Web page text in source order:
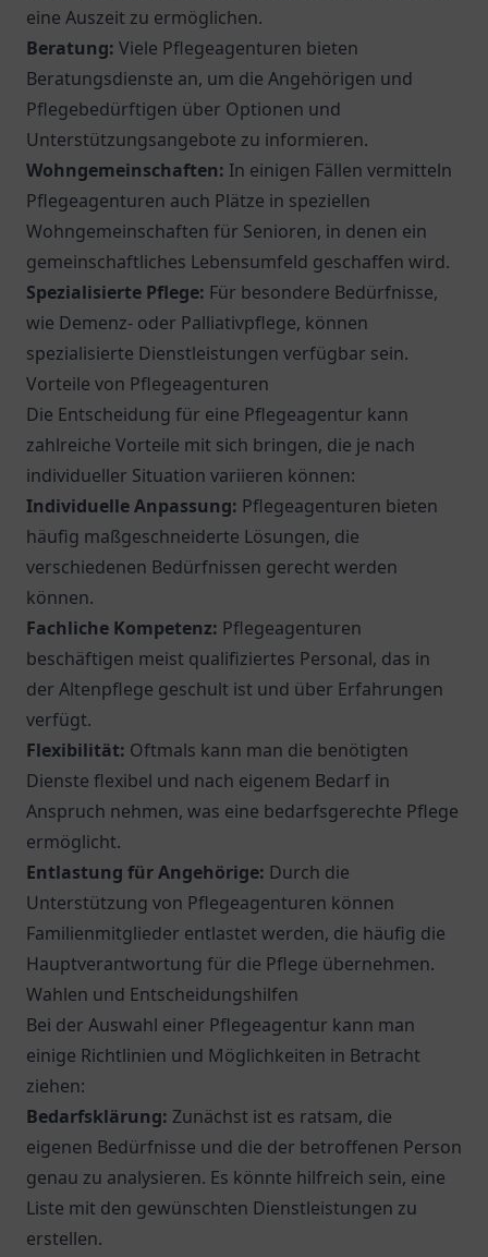
eine Auszeit zu ermöglichen.
Beratung: Viele Pflegeagenturen bieten
Beratungsdienste an, um die Angehörigen und
Pflegebedürftigen über Optionen und
Unterstützungsangebote zu informieren.
Wohngemeinschaften: In einigen Fällen vermitteln
Pflegeagenturen auch Plätze in speziellen
Wohngemeinschaften für Senioren, in denen ein
gemeinschaftliches Lebensumfeld geschaffen wird.
Spezialisierte Pflege: Für besondere Bedürfnisse,
wie Demenz- oder Palliativpflege, können
spezialisierte Dienstleistungen verfügbar sein.
Vorteile von Pflegeagenturen
Die Entscheidung für eine Pflegeagentur kann
zahlreiche Vorteile mit sich bringen, die je nach
individueller Situation variieren können:
Individuelle Anpassung: Pflegeagenturen bieten
häufig maßgeschneiderte Lösungen, die
verschiedenen Bedürfnissen gerecht werden
können.
Fachliche Kompetenz: Pflegeagenturen
beschäftigen meist qualifiziertes Personal, das in
der Altenpflege geschult ist und über Erfahrungen
verfügt.
Flexibilität: Oftmals kann man die benötigten
Dienste flexibel und nach eigenem Bedarf in
Anspruch nehmen, was eine bedarfsgerechte Pflege
ermöglicht.
Entlastung für Angehörige: Durch die
Unterstützung von Pflegeagenturen können
Familienmitglieder entlastet werden, die häufig die
Hauptverantwortung für die Pflege übernehmen.
Wahlen und Entscheidungshilfen
Bei der Auswahl einer Pflegeagentur kann man
einige Richtlinien und Möglichkeiten in Betracht
ziehen:
Bedarfsklärung: Zunächst ist es ratsam, die
eigenen Bedürfnisse und die der betroffenen Person
genau zu analysieren. Es könnte hilfreich sein, eine
Liste mit den gewünschten Dienstleistungen zu
erstellen.